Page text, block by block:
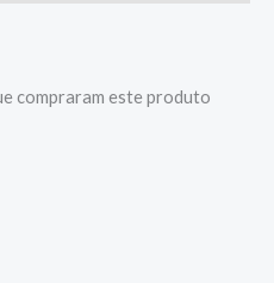
compraram este produto